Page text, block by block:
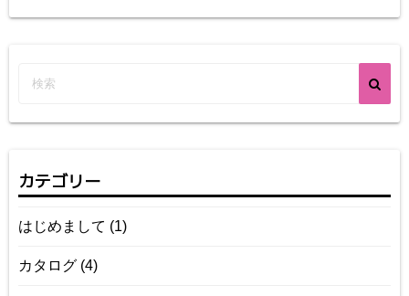
カテゴリー
はじめまして (1)
カタログ (4)